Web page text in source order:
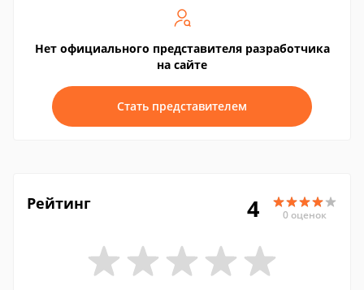
Нет официального представителя разработчика
на сайте
Стать представителем
Рейтинг 4 0 оценок